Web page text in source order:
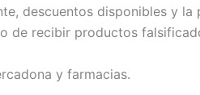
descuentos disponibles y
de recibir productos
y farmacias.